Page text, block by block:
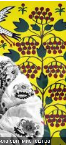
світ мистецтва